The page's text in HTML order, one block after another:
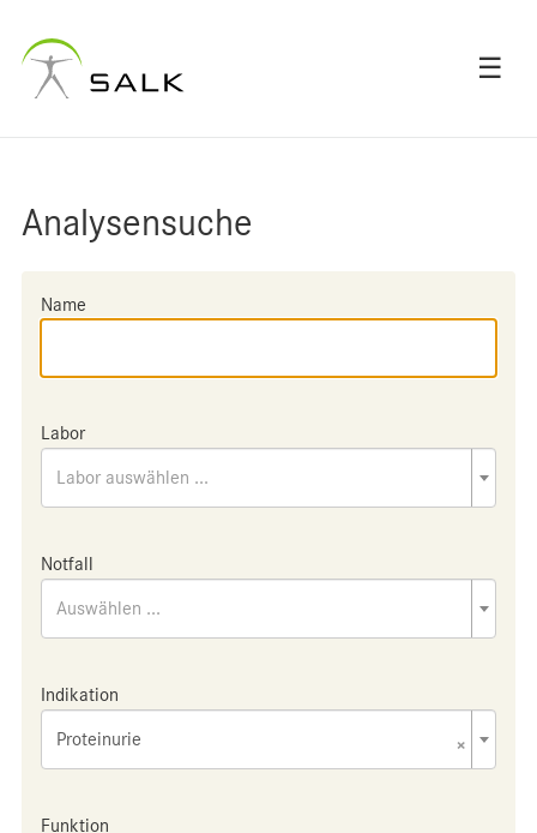
☰
Analysensuche
Name
Labor
Labor auswählen ...
Notfall
Auswählen ...
Indikation
×
Proteinurie
Funktion